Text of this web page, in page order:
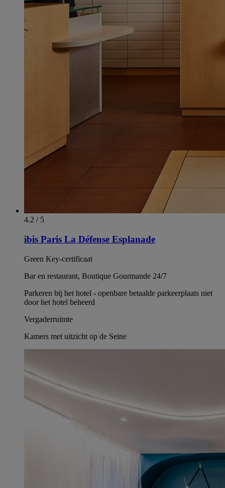
4.2 / 5
ibis Paris La Défense Esplanade
Green Key-certificaat
Bar en restaurant, Boutique Gourmande 24/7
Parkeren bij het hotel - openbare betaalde parkeerplaats niet
door het hotel beheerd
Vergaderruimte
Kamers met uitzicht op de Seine